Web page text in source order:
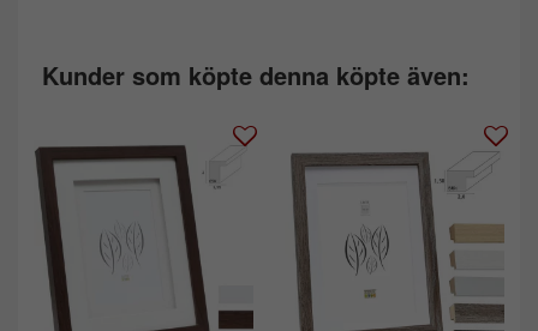
Kunder som köpte denna köpte även: